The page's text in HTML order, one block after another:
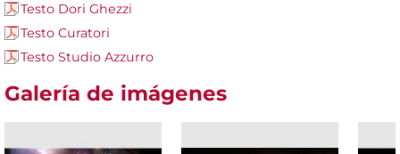
Testo Dori Ghezzi
Testo Curatori
Testo Studio Azzurro
Galería de imágenes